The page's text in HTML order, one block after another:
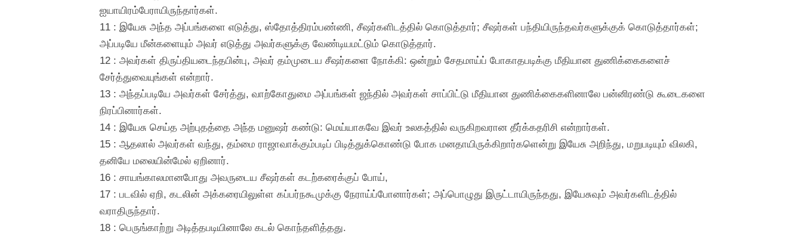
ஐயாயிரம்பேராயிருந்தார்கள்.
11 : இயேசு அந்த அப்பங்களை எடுத்து, ஸ்தோத்திரம்பண்ணி, சீஷர்களிடத்தில் கொடுத்தார்; சீஷர்கள் பந்தியிருந்தவர்களுக்குக் கொடுத்தார்கள்;
அப்படியே மீன்களையும் அவர் எடுத்து அவர்களுக்கு வேண்டியமட்டும் கொடுத்தார்.
12 : அவர்கள் திருப்தியடைந்தபின்பு, அவர் தம்முடைய சீஷர்களை நோக்கி: ஒன்றும் சேதமாய்ப் போகாதபடிக்கு மீதியான துணிக்கைகளைச்
சேர்த்துவையுங்கள் என்றார்.
13 : அந்தப்படியே அவர்கள் சேர்த்து, வாற்கோதுமை அப்பங்கள் ஜந்தில் அவர்கள் சாப்பிட்டு மீதியான துணிக்கைகளினாலே பன்னிரண்டு கூடைகளை
நிரப்பினார்கள்.
14 : இயேசு செய்த அற்புதத்தை அந்த மனுஷர் கண்டு: மெய்யாகவே இவர் உலகத்தில் வருகிறவரான தீர்க்கதரிசி என்றார்கள்.
15 : ஆதலால் அவர்கள் வந்து, தம்மை ராஜாவாக்கும்படிப் பிடித்துக்கொண்டு போக மனதாயிருக்கிறார்களென்று இயேசு அறிந்து, மறுபடியும் விலகி,
தனியே மலையின்மேல் ஏறினார்.
16 : சாயங்காலமானபோது அவருடைய சீஷர்கள் கடற்கரைக்குப் போய்,
17 : படவில் ஏறி, கடலின் அக்கரையிலுள்ள கப்பர்நகூமுக்கு நேராய்ப்போனார்கள்; அப்பொழுது இருட்டாயிருந்தது, இயேசுவும் அவர்களிடத்தில்
வராதிருந்தார்.
18 : பெருங்காற்று அடித்தபடியினாலே கடல் கொந்தளித்தது.